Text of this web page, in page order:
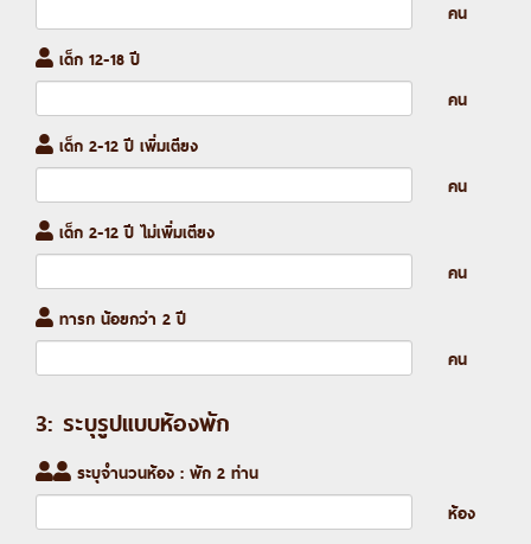
คน
เด็ก 12-18 ปี
คน
เด็ก 2-12 ปี เพิ่มเตียง
คน
เด็ก 2-12 ปี ไม่เพิ่มเตียง
คน
ทารก น้อยกว่า 2 ปี
คน
3: ระบุรูปแบบห้องพัก
ระบุจำนวนห้อง : พัก 2 ท่าน
ห้อง